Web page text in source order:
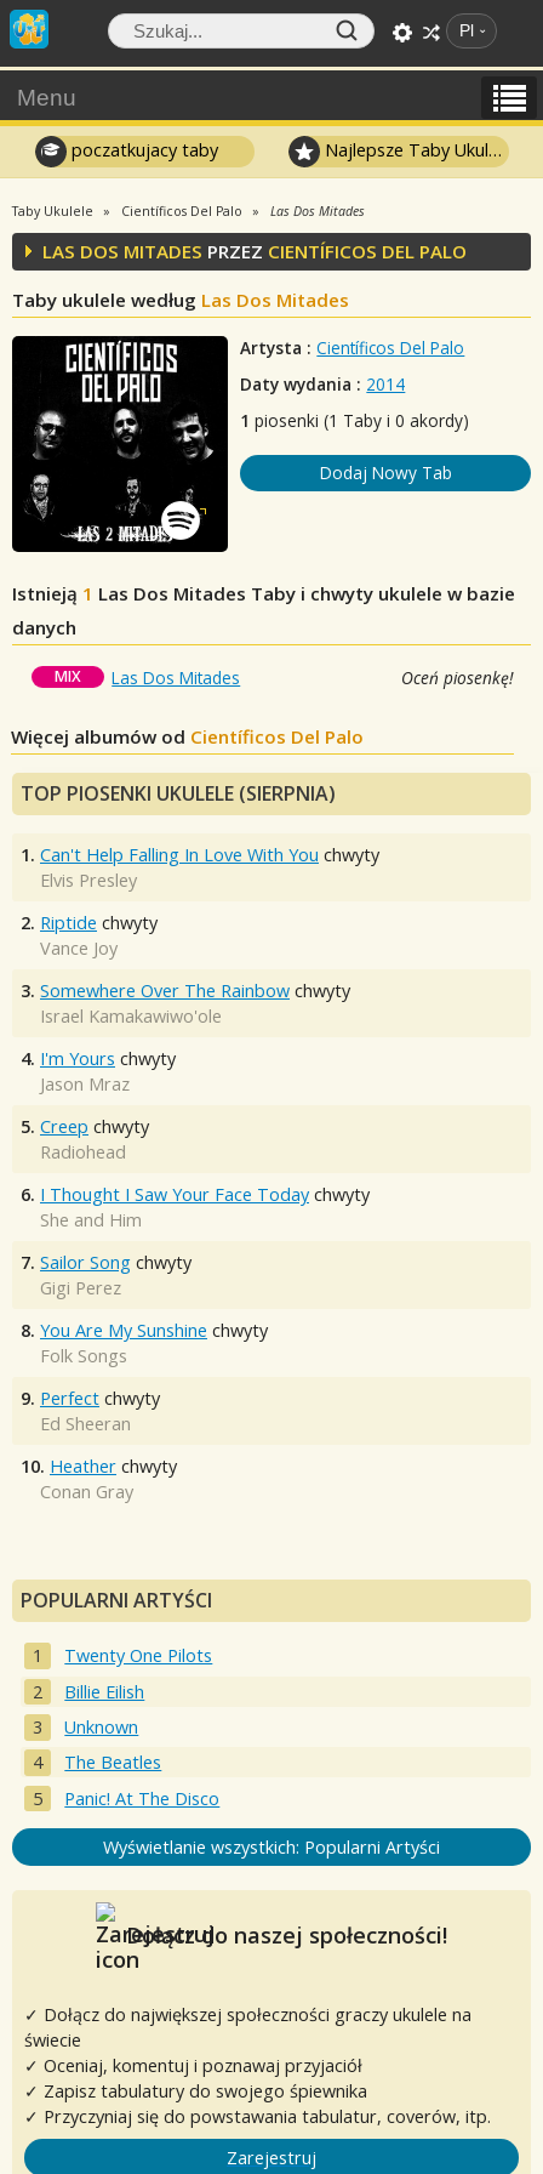
Pl
Menu
poczatkujacy taby Najlepsze Taby Ukulele
Taby Ukulele Científicos Del Palo Las Dos Mitades
LAS DOS MITADES PRZEZ CIENTÍFICOS DEL PALO
Taby ukulele według Las Dos Mitades
Artysta : Científicos Del Palo
Daty wydania : 2014
1 piosenki (1 Taby i 0 akordy)
Dodaj Nowy Tab
Istnieją 1 Las Dos Mitades Taby i chwyty ukulele w bazie
danych
MIX Las Dos Mitades Oceń piosenkę!
Więcej albumów od Científicos Del Palo
TOP PIOSENKI UKULELE (SIERPNIA)
1. Can't Help Falling In Love With You chwyty
Elvis Presley
2. Riptide chwyty
Vance Joy
3. Somewhere Over The Rainbow chwyty
Israel Kamakawiwo'ole
4. I'm Yours chwyty
Jason Mraz
5. Creep chwyty
Radiohead
6. I Thought I Saw Your Face Today chwyty
She and Him
7. Sailor Song chwyty
Gigi Perez
8. You Are My Sunshine chwyty
Folk Songs
9. Perfect chwyty
Ed Sheeran
10. Heather chwyty
Conan Gray
POPULARNI ARTYŚCI
Twenty One Pilots
Billie Eilish
Unknown
The Beatles
Panic! At The Disco
Wyświetlanie wszystkich: Popularni Artyści
Dołącz do naszej społeczności!
✓ Dołącz do największej społeczności graczy ukulele na
świecie
✓ Oceniaj, komentuj i poznawaj przyjaciół
✓ Zapisz tabulatury do swojego śpiewnika
✓ Przyczyniaj się do powstawania tabulatur, coverów, itp.
Zarejestruj